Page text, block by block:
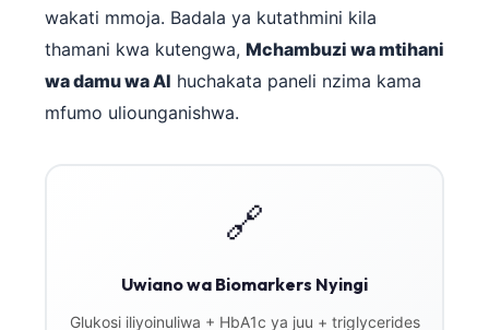
wakati mmoja. Badala ya kutathmini kila
thamani kwa kutengwa, Mchambuzi wa mtihani
wa damu wa AI huchakata paneli nzima kama
mfumo uliounganishwa.
🔗
Uwiano wa Biomarkers Nyingi
Glukosi iliyoinuliwa + HbA1c ya juu + triglycerides